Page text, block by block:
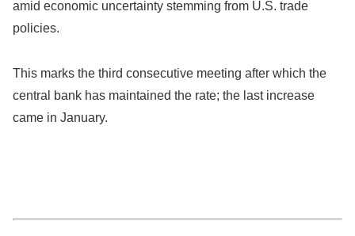
amid economic uncertainty stemming from U.S. trade
policies.
This marks the third consecutive meeting after which the
central bank has maintained the rate; the last increase
came in January.